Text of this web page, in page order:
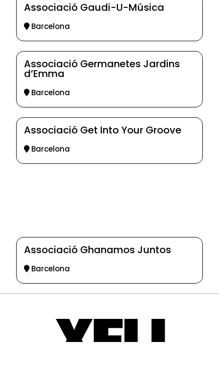
Associació Gaudi-U-Música
Barcelona
Associació Germanetes Jardins
d’Emma
Barcelona
Associació Get Into Your Groove
Barcelona
Associació Ghanamos Juntos
Barcelona